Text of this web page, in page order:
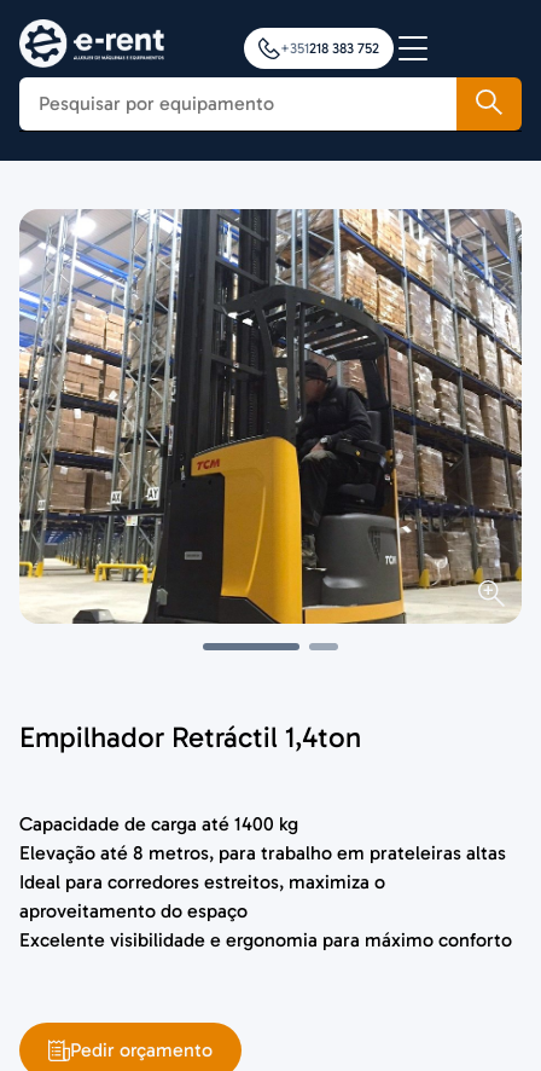
Construção
Agricultura
Movimentação de Cargas
Plataformas Elevatórias
Notícias
Formação
Contactos
+351218 383 752
Empilhador Retráctil 1,4ton
Capacidade de carga até 1400 kg
Elevação até 8 metros, para trabalho em prateleiras altas
Ideal para corredores estreitos, maximiza o
aproveitamento do espaço
Excelente visibilidade e ergonomia para máximo conforto
Pedir orçamento